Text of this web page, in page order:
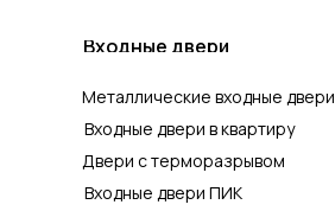
Входные двери ПИК
Двери с терморазрывом
Входные двери в квартиру
Металлические входные двери
Входные двери